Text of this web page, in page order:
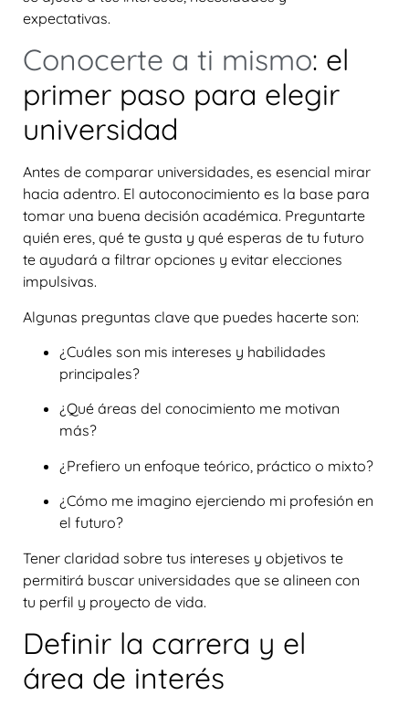
expectativas.
Conocerte a ti mismo: el
primer paso para elegir
universidad
Antes de comparar universidades, es esencial mirar
hacia adentro. El autoconocimiento es la base para
tomar una buena decisión académica. Preguntarte
quién eres, qué te gusta y qué esperas de tu futuro
te ayudará a filtrar opciones y evitar elecciones
impulsivas.
Algunas preguntas clave que puedes hacerte son:
¿Cuáles son mis intereses y habilidades
principales?
¿Qué áreas del conocimiento me motivan
más?
¿Prefiero un enfoque teórico, práctico o mixto?
¿Cómo me imagino ejerciendo mi profesión en
el futuro?
Tener claridad sobre tus intereses y objetivos te
permitirá buscar universidades que se alineen con
tu perfil y proyecto de vida.
Definir la carrera y el
área de interés